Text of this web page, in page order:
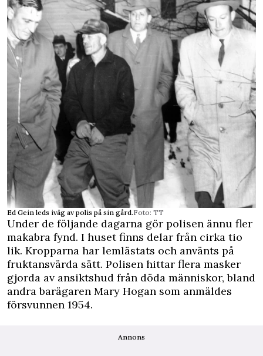
Ed Gein leds iväg av polis på sin gård.Foto: TT
Under de följande dagarna gör polisen ännu fler
makabra fynd. I huset finns delar från cirka tio
lik. Kropparna har lemlästats och använts på
fruktansvärda sätt. Polisen hittar flera masker
gjorda av ansiktshud från döda män­niskor, bland
andra barägaren Ma­ry Hogan som anmäldes
försvunnen 1954.
Annons